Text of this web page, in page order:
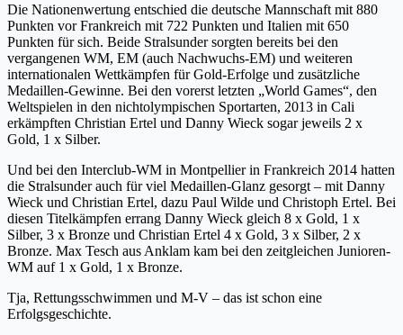
Die Nationenwertung entschied die deutsche Mannschaft mit 880
Punkten vor Frankreich mit 722 Punkten und Italien mit 650
Punkten für sich. Beide Stralsunder sorgten bereits bei den
vergangenen WM, EM (auch Nachwuchs-EM) und weiteren
internationalen Wettkämpfen für Gold-Erfolge und zusätzliche
Medaillen-Gewinne. Bei den vorerst letzten „World Games“, den
Weltspielen in den nichtolympischen Sportarten, 2013 in Cali
erkämpften Christian Ertel und Danny Wieck sogar jeweils 2 x
Gold, 1 x Silber.
Und bei den Interclub-WM in Montpellier in Frankreich 2014 hatten
die Stralsunder auch für viel Medaillen-Glanz gesorgt – mit Danny
Wieck und Christian Ertel, dazu Paul Wilde und Christoph Ertel. Bei
diesen Titelkämpfen errang Danny Wieck gleich 8 x Gold, 1 x
Silber, 3 x Bronze und Christian Ertel 4 x Gold, 3 x Silber, 2 x
Bronze. Max Tesch aus Anklam kam bei den zeitgleichen Junioren-
WM auf 1 x Gold, 1 x Bronze.
Tja, Rettungsschwimmen und M-V – das ist schon eine
Erfolgsgeschichte.